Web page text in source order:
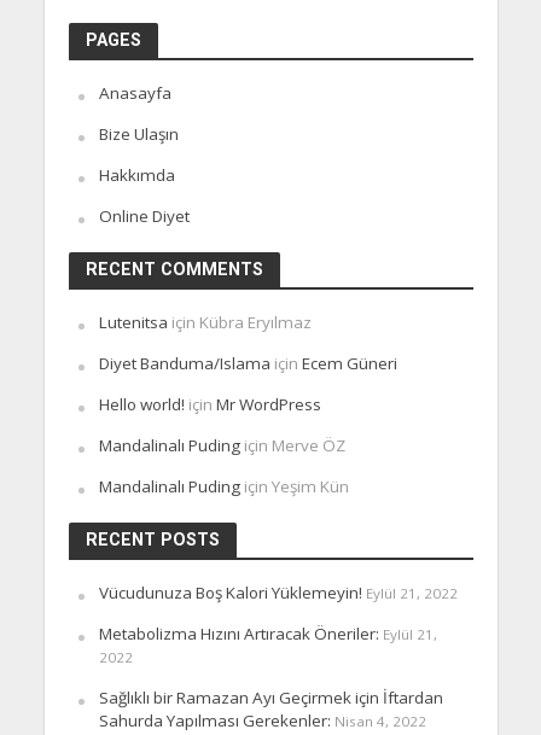
PAGES
Anasayfa
Bize Ulaşın
Hakkımda
Online Diyet
RECENT COMMENTS
Lutenitsa için Kübra Eryılmaz
Diyet Banduma/Islama için Ecem Güneri
Hello world! için Mr WordPress
Mandalinalı Pudingiçin Merve ÖZ
Mandalinalı Pudingiçin Yeşim Kün
RECENT POSTS
Vücudunuza Boş Kalori Yüklemeyin! Eylül 21, 2022
Metabolizma Hızını Artıracak Öneriler: Eylül 21,
2022
Sağlıklı bir Ramazan Ayı Geçirmek için İftardan
Sahurda Yapılması Gerekenler: Nisan 4, 2022